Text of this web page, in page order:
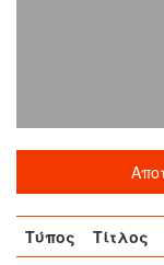
Τύπος Τίτλος